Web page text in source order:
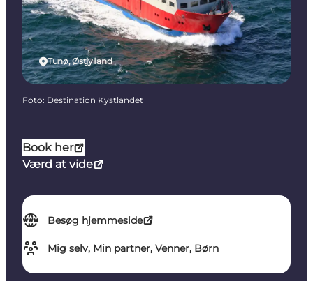
Book her
Værd at vide
Besøg hjemmeside
Mig selv, Min partner, Venner, Børn
Tunø, Østjylland
Foto: Destination Kystlandet